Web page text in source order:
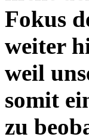
Fokus
weiter
weil
somit
zu